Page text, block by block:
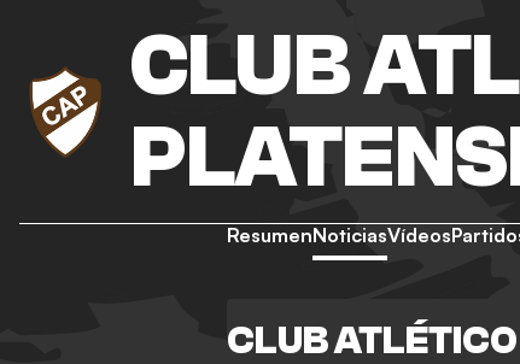
CLUB
ResumenNoticiasVídeos
CLUB